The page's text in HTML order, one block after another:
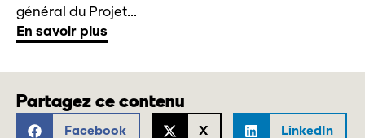
général du Projet...
En savoir plus
Partagez ce contenu
Facebook X LinkedIn